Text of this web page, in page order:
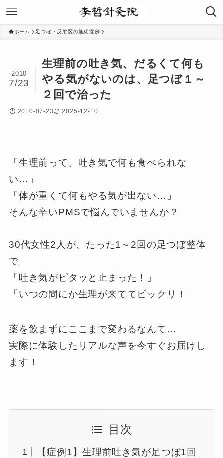
ホーム 足つぼ・反射区の施術症例
生理前の吐き気、だるくて何も
やる気がないのは、足つぼ１～
２回で治った
2010
7/23
2010-07-23 2025-12-10
「生理前って、吐き気で何も食べられな
い…」
「体が重くて何もやる気が出ない…」
そんな辛いPMSで悩んでいませんか？
30代女性2人が、たった1～2回の足つぼ整体
で
「吐き気がピタッと止まった！」
「いつの間にか生理が来ててビックリ！」
薬を飲まずにここまで変わるなんて…
実際に体験したリアルな声を今すぐお届けし
ます！
目次
【症例1】生理前吐き気が足つぼ1回